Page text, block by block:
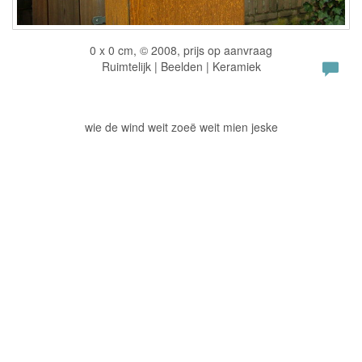
0 x 0 cm, © 2008, prijs op aanvraag
Ruimtelijk | Beelden | Keramiek
wie de wind weit zoeë weit mien jeske